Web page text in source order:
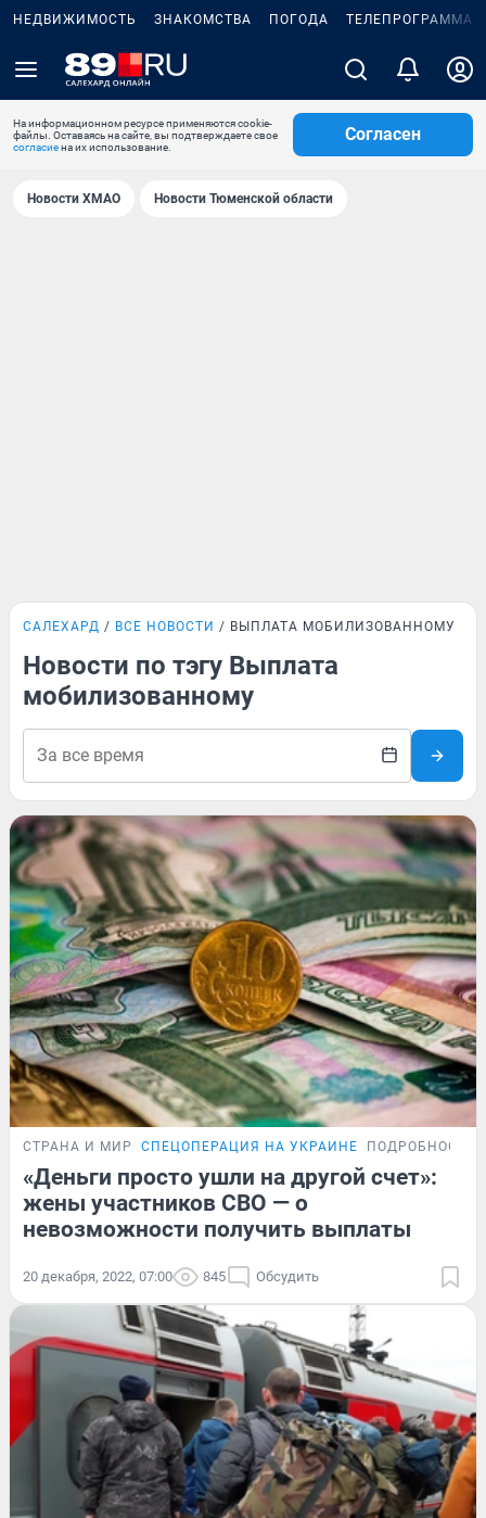
НЕДВИЖИМОСТЬ ЗНАКОМСТВА ПОГОДА ТЕЛЕПРОГРАММА
На информационном ресурсе применяются cookie-
файлы. Оставаясь на сайте, вы подтверждаете свое
согласиена их использование.
Согласен
Новости ХМАО Новости Тюменской области
САЛЕХАРД ВСЕ НОВОСТИ ВЫПЛАТА МОБИЛИЗОВАННОМУ
Новости по тэгу Выплата
мобилизованному
СТРАНА И МИР СПЕЦОПЕРАЦИЯ НА УКРАИНЕ ПОДРОБНОСТИ
«Деньги просто ушли на другой счет»:
жены участников СВО — о
невозможности получить выплаты
20 декабря, 2022, 07:00 845 Обсудить